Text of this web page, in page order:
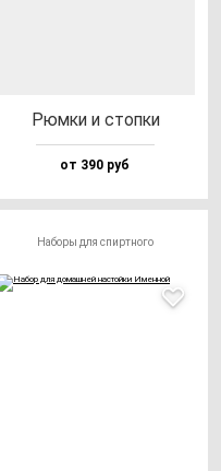
Рюм­ки и стоп­ки
от 390 руб
Наборы для спиртного